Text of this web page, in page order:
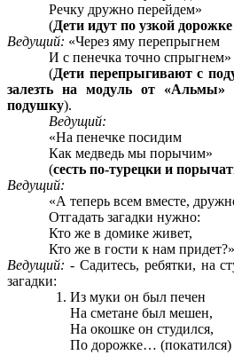
Речку дружно перейдем»
(Дети идут по узкой
Ведущий: «Через яму перепрыгнем
И с пенечка точно спрыгнем»
(Дети перепрыгивают с
залезть на модуль от «Альмы»
подушку).
Ведущий:
«На пенечке посидим
Как медведь мы порычим»
(сесть по-турецки и
Ведущий:
«А теперь всем вместе,
Отгадать загадки нужно:
Кто же в домике живет,
Кто же в гости к нам придет?»
Ведущий: - Садитесь, ребятки, на
загадки:
Из муки он был печен
На сметане был мешен,
На окошке он студился,
По дорожке… (покатился)